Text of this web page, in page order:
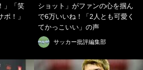
」「笑
！」
ショット」がファンの心を掴ん
で6万いいね！「2人とも可愛く
てかっこいい」の声
サッカー批評編集部